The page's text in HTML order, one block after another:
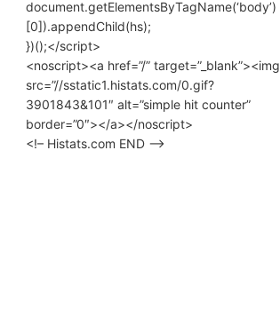
document.getElementsByTagName(‘body’)
[0]).appendChild(hs);
})();</script>
<noscript><a href=”/” target=”_blank”><img
src=”//sstatic1.histats.com/0.gif?
3901843&101″ alt=”simple hit counter”
border=”0″></a></noscript>
<!– Histats.com END –>